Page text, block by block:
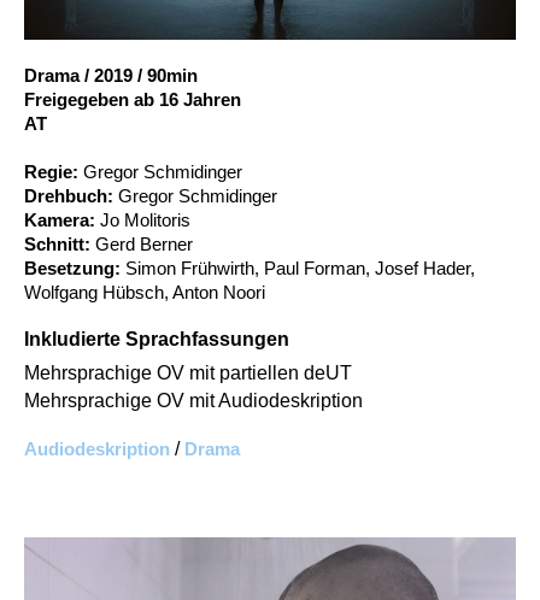
Account
Drama / 2019 / 90min
Freigegeben ab 16 Jahren
AT
Regie: Gregor Schmidinger
Drehbuch: Gregor Schmidinger
Kamera: Jo Molitoris
Schnitt: Gerd Berner
Besetzung: Simon Frühwirth, Paul Forman, Josef Hader,
Wolfgang Hübsch, Anton Noori
Inkludierte Sprachfassungen
Mehrsprachige OV mit partiellen deUT
Mehrsprachige OV mit Audiodeskription
Audiodeskription / Drama